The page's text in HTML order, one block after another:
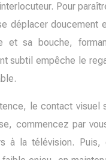
Pour
déplacer doucement
et sa bouche,
subtil empêche le
le contact visuel
commencez par
à la télévision. Puis,